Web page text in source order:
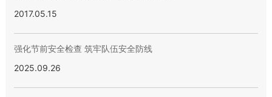
2017.05.15
强化节前安全检查 筑牢队伍安全防线
2025.09.26